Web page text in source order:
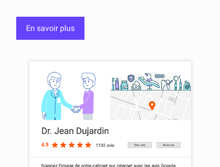
En savoir plus